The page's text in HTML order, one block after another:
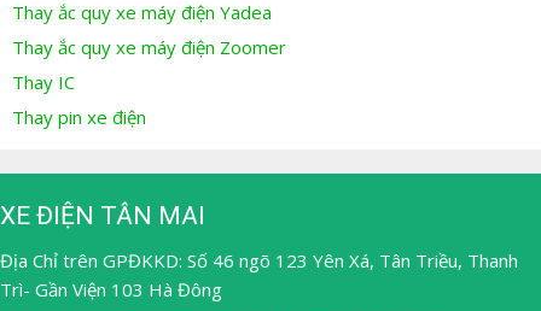
Thay ắc quy xe máy điện Yadea
Thay ắc quy xe máy điện Zoomer
Thay IC
Thay pin xe điện
XE ĐIỆN TÂN MAI
Địa Chỉ trên GPĐKKD: Số 46 ngõ 123 Yên Xá, Tân Triều, Thanh
Trì- Gần Viện 103 Hà Đông